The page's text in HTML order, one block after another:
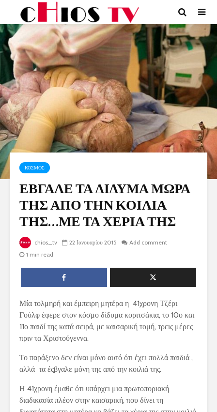
ΚΟΣΜΟΣ
ΕΒΓΑΛΕ ΤΑ ΔΙΔΥΜΑ ΜΩΡΑ
ΤΗΣ ΑΠΟ ΤΗΝ ΚΟΙΛΙΑ
ΤΗΣ…ΜΕ ΤΑ ΧΕΡΙΑ ΤΗΣ
chios_tv 22 Ιανουαρίου 2015
Add comment
1 min read
Μία τολμηρή και έμπειρη μητέρα η 41χρονη Τζέρι
Γούλφ έφερε στον κόσμο δίδυμα κοριτσάκια, το 10ο και
11ο παιδί της κατά σειρά, με καισαρική τομή, τρεις μέρες
πριν τα Χριστούγεννα.
Το παράξενο δεν είναι μόνο αυτό ότι έχει πολλά παιδιά ,
αλλά τα έςβγαλε μόνη της από την κοιλιά της.
Η 41χρονη έμαθε ότι υπάρχει μια πρωτοποριακή
διαδικασία πλέον στην καισαρική, που δίνει τη